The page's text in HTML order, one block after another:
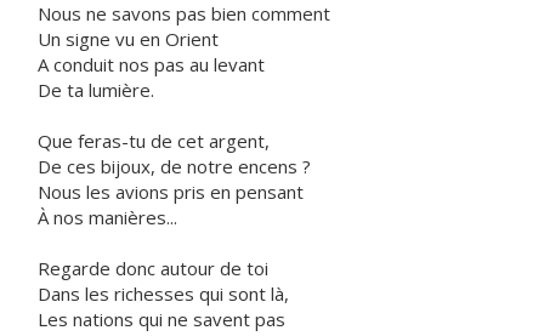
Nous ne savons pas bien comment
Un signe vu en Orient
A conduit nos pas au levant
De ta lumière.
Que feras-tu de cet argent,
De ces bijoux, de notre encens ?
Nous les avions pris en pensant
À nos manières...
Regarde donc autour de toi
Dans les richesses qui sont là,
Les nations qui ne savent pas